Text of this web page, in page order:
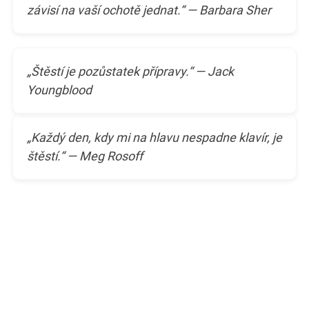
závisí na vaší ochotě jednat.“ — Barbara Sher
„Štěstí je pozůstatek přípravy.“ — Jack
Youngblood
„Každý den, kdy mi na hlavu nespadne klavír, je
štěstí.“ — Meg Rosoff